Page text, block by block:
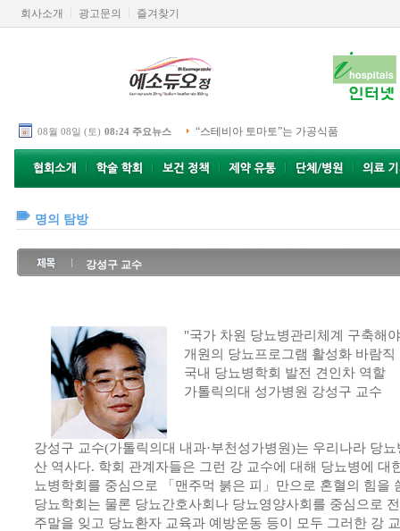
회사소개 광고문의 즐겨찾기
08월 08일 (토) 08:24 주요뉴스 “스테비아 토마토”는 가공식품
명의 탐방
강성구 교수
"국가 차원 당뇨병관리체계 구축해
개원의 당뇨프로그램 활성화 바람직
국내 당뇨병학회 발전 견인차 역할
가톨릭의대 성가병원 강성구 교수
강성구 교수(가톨릭의대 내과·부천성가병원)는 우리나라 당
산 역사다. 학회 관계자들은 그런 강 교수에 대해 당뇨병에 대
뇨병학회를 중심으로 「맨주먹 붉은 피」만으로 혼혈의 힘을
당뇨학회는 물론 당뇨간호사회나 당뇨영양사회를 중심으로
주말을 잊고 당뇨환자 교육과 예방운동 등이 모두 그러한 강